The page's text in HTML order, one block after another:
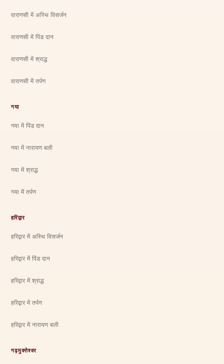
वाराणसी में अस्थि विसर्जन
वाराणसी में पिंड दान
वाराणसी में श्राद्ध
वाराणसी में तर्पण
गया
गया में पिंड दान
गया में नारायण बली
गया में श्राद्ध
गया में तर्पण
हरिद्वार
हरिद्वार में अस्थि विसर्जन
हरिद्वार में पिंड दान
हरिद्वार में श्राद्ध
हरिद्वार में तर्पण
हरिद्वार में नारायण बली
गढ़मुक्तेश्वर